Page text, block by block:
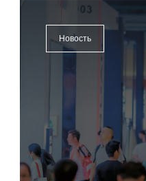
Новость